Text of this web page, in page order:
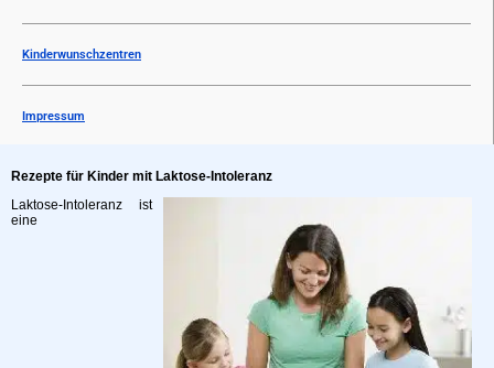
Kinderwunschzentren
Impressum
Rezepte für Kinder mit Laktose-Intoleranz
Laktose-Intoleranz ist
eine